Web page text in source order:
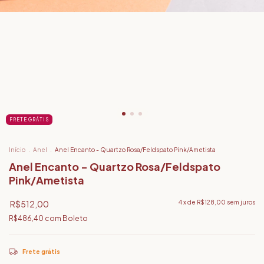
FRETE GRÁTIS
Início Anel Anel Encanto - Quartzo Rosa/Feldspato Pink/Ametista
Anel Encanto - Quartzo Rosa/Feldspato
Pink/Ametista
R$512,00 4x de R$128,00 sem juros
R$486,40 com Boleto
Frete grátis